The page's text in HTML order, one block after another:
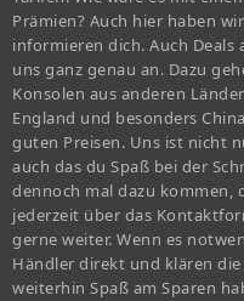
Prämien? Auch hier haben
informieren dich. Auch Deals
uns ganz genau an. Dazu
Konsolen aus anderen
England und besonders
guten Preisen. Uns ist nicht
auch das du Spaß bei der
dennoch mal dazu kommen,
jederzeit über das
gerne weiter. Wenn es
Händler direkt und klären
weiterhin Spaß am Sparen